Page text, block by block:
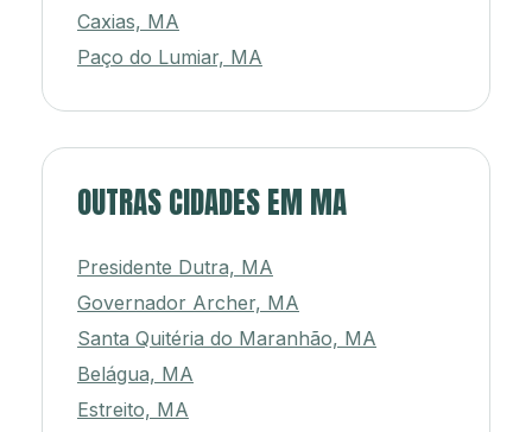
Caxias, MA
Paço do Lumiar, MA
OUTRAS CIDADES EM MA
Presidente Dutra, MA
Governador Archer, MA
Santa Quitéria do Maranhão, MA
Belágua, MA
Estreito, MA